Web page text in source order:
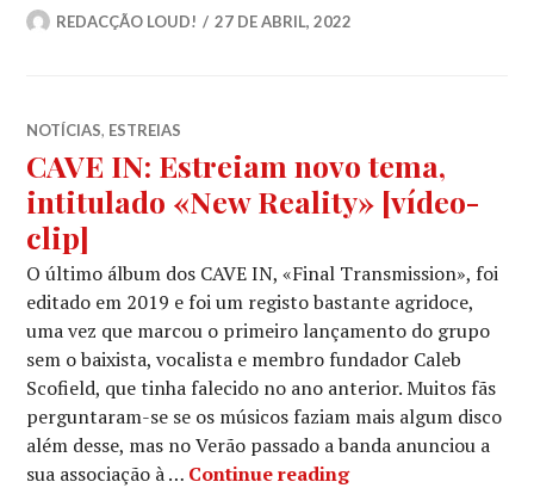
REDACÇÃO LOUD! 27 DE ABRIL, 2022
NOTÍCIAS, ESTREIAS
CAVE IN: Estreiam novo tema,
intitulado «New Reality» [vídeo-
clip]
O último álbum dos CAVE IN, «Final Transmission», foi
editado em 2019 e foi um registo bastante agridoce,
uma vez que marcou o primeiro lançamento do grupo
sem o baixista, vocalista e membro fundador Caleb
Scofield, que tinha falecido no ano anterior. Muitos fãs
perguntaram-se se os músicos faziam mais algum disco
além desse, mas no Verão passado a banda anunciou a
sua associação à … Continue readingCAVE IN: